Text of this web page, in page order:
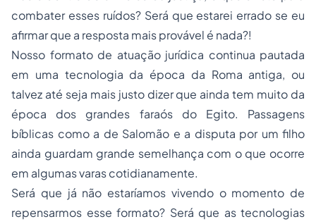
combater esses ruídos? Será que estarei errado se eu
afirmar que a resposta mais provável é nada?!
Nosso formato de atuação jurídica continua pautada
em uma tecnologia da época da Roma antiga, ou
talvez até seja mais justo dizer que ainda tem muito da
época dos grandes faraós do Egito. Passagens
bíblicas como a de Salomão e a disputa por um filho
ainda guardam grande semelhança com o que ocorre
em algumas varas cotidianamente.
Será que já não estaríamos vivendo o momento de
repensarmos esse formato? Será que as tecnologias